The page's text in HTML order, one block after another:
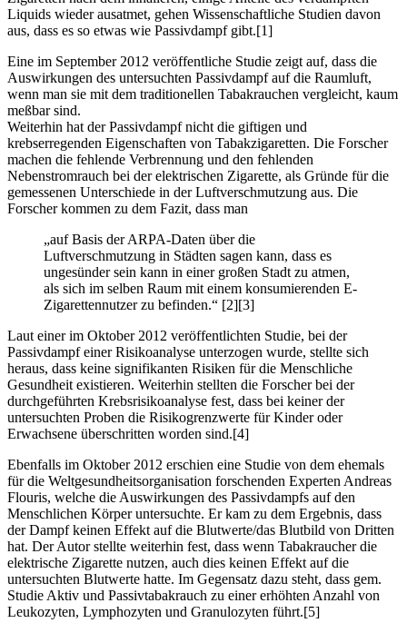
Liquids wieder ausatmet, gehen Wissenschaftliche Studien davon
aus, dass es so etwas wie Passivdampf gibt.[1]
Eine im September 2012 veröffentliche Studie zeigt auf, dass die
Auswirkungen des untersuchten Passivdampf auf die Raumluft,
wenn man sie mit dem traditionellen Tabakrauchen vergleicht, kaum
meßbar sind.
Weiterhin hat der Passivdampf nicht die giftigen und
krebserregenden Eigenschaften von Tabakzigaretten. Die Forscher
machen die fehlende Verbrennung und den fehlenden
Nebenstromrauch bei der elektrischen Zigarette, als Gründe für die
gemessenen Unterschiede in der Luftverschmutzung aus. Die
Forscher kommen zu dem Fazit, dass man
„auf Basis der ARPA-Daten über die
Luftverschmutzung in Städten sagen kann, dass es
ungesünder sein kann in einer großen Stadt zu atmen,
als sich im selben Raum mit einem konsumierenden E-
Zigarettennutzer zu befinden.“ [2][3]
Laut einer im Oktober 2012 veröffentlichten Studie, bei der
Passivdampf einer Risikoanalyse unterzogen wurde, stellte sich
heraus, dass keine signifikanten Risiken für die Menschliche
Gesundheit existieren. Weiterhin stellten die Forscher bei der
durchgeführten Krebsrisikoanalyse fest, dass bei keiner der
untersuchten Proben die Risikogrenzwerte für Kinder oder
Erwachsene überschritten worden sind.[4]
Ebenfalls im Oktober 2012 erschien eine Studie von dem ehemals
für die Weltgesundheitsorganisation forschenden Experten Andreas
Flouris, welche die Auswirkungen des Passivdampfs auf den
Menschlichen Körper untersuchte. Er kam zu dem Ergebnis, dass
der Dampf keinen Effekt auf die Blutwerte/das Blutbild von Dritten
hat. Der Autor stellte weiterhin fest, dass wenn Tabakraucher die
elektrische Zigarette nutzen, auch dies keinen Effekt auf die
untersuchten Blutwerte hatte. Im Gegensatz dazu steht, dass gem.
Studie Aktiv und Passivtabakrauch zu einer erhöhten Anzahl von
Leukozyten, Lymphozyten und Granulozyten führt.[5]